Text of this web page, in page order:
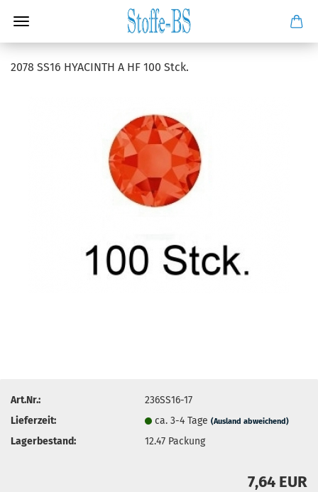
2078 SS16 HYACINTH A HF 100 Stck.
Art.Nr.:
236SS16-17
Lieferzeit:
ca. 3-4 Tage(Ausland abweichend)
Lagerbestand: 12.47 Packung
7,64 EUR